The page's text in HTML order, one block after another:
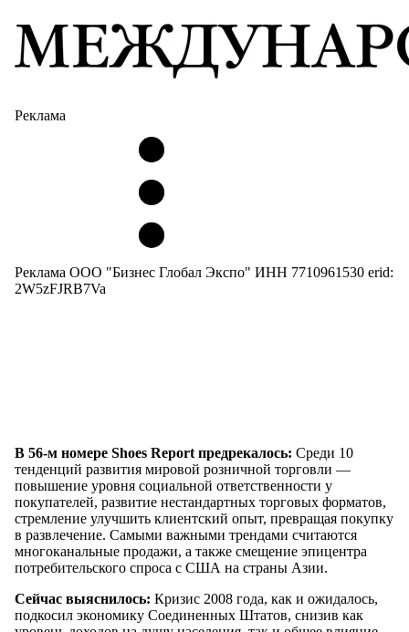
Реклама
Реклама ООО "Бизнес Глобал Экспо" ИНН 7710961530 erid:
2W5zFJRB7Va
В 56-м номере Shoes Report предрекалось: Среди 10
тенденций развития мировой розничной торговли —
повышение уровня социальной ответственности у
покупателей, развитие нестандартных торговых форматов,
стремление улучшить клиентский опыт, превращая покупку
в развлечение. Самыми важными трендами считаются
многоканальные продажи, а также смещение эпицентра
потребительского спроса с США на страны Азии.
Сейчас выяснилось: Кризис 2008 года, как и ожидалось,
подкосил экономику Соединенных Штатов, снизив как